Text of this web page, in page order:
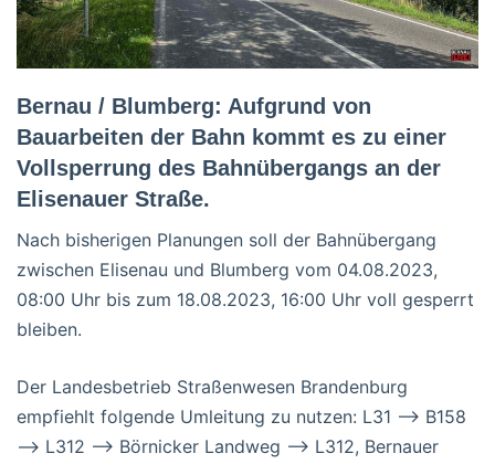
Bernau / Blumberg: Aufgrund von
Bauarbeiten der Bahn kommt es zu einer
Vollsperrung des Bahnübergangs an der
Elisenauer Straße.
Nach bisherigen Planungen soll der Bahnübergang
zwischen Elisenau und Blumberg vom 04.08.2023,
08:00 Uhr bis zum 18.08.2023, 16:00 Uhr voll gesperrt
bleiben.
Der Landesbetrieb Straßenwesen Brandenburg
empfiehlt folgende Umleitung zu nutzen: L31 –> B158
–> L312 –> Börnicker Landweg –> L312, Bernauer